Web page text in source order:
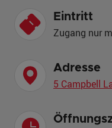
Eintritt
Zugang nur
Adresse
5 Campbell